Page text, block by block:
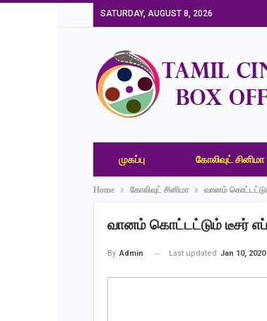
SATURDAY, AUGUST 8, 2026
முகப்பு கோலிவுட் சினிமா
Home கோலிவுட் சினிமா வானம் கொட்டட்டும்
வானம் கொட்டட்டும் டீசர்
By Admin Last updated Jan 10, 2020